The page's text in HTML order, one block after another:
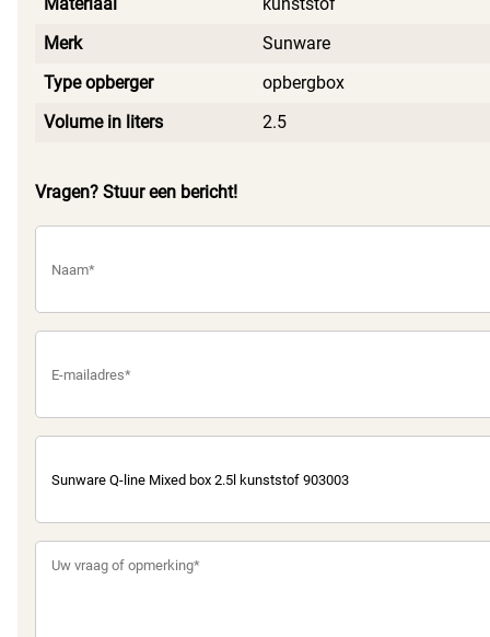
Merk
Sunware
Type opberger
opbergbox
Volume in liters
2.5
Vragen? Stuur een bericht!